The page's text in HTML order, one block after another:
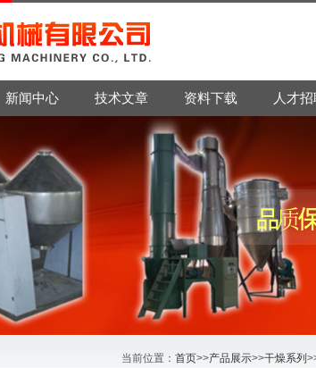
新闻中心 技术文章 资料下载 人才
当前位置： 首页>>产品展示>>干燥系列